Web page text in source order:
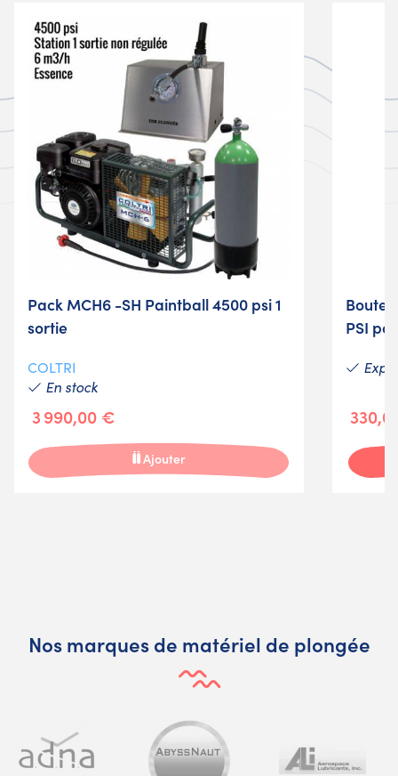
Pack MCH6 -SH Paintball 4500 psi 1
sortie
COLTRI
En stock
3 990,00 €
Ajouter
PSI
Nos marques de matériel de plongée